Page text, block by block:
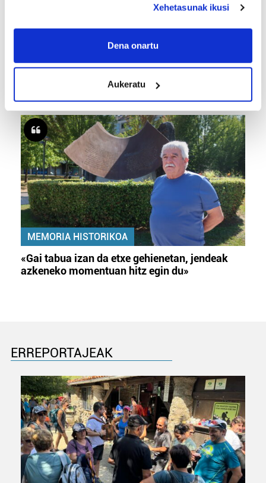
If you allow, we would also like to:
Collect information about your geographical
Identify your device by actively scanning it for
specific characteristics (fingerprinting)
Find out more about how your personal data is processed
and set your preferences in the
details section.
Guk eta gure bazkideek zure datu pertsonalak
prozesatzen ditugu, zure IP zenbakia, besteak beste,
teknologia erabiliz, cookieak adibidez, iragarki eta eduki
pertsonalizatuak eskaintzeko, iragarkiak eta edukia
neurtzeko, jendeari buruzko informazioa biltzeko eta
produktuak garatzeko. Zure datuak nork eta zertarako
erabiltzen dituen hauta dezakezu.
Bazkide batzuek ez dizute baimenik eskatzen, eta beren
Lortu zure datu pertsonalak prozesatzeko moduari
buruzko informazio gehiago eta ezarri zure lehentasunak
datuen atalean. Edozein unetan alda edo ken dezakezu
zure baimena Cookieen adierazpenean.
Webgune honek cookie propioak eta hirugarrenen cookie-
fitxategiak erabiltzen ditu. Zure esperientzia eta
zerbitzuak hobetzeko asmoz, cookie teknologiaz
baliatzen gara. Ohar hau onartuz gero, teknologia hori
Xehetasunak ikusi
Dena onartu
Aukeratu
TXIRRINDULARITZA
«Entrenatzen duzun bideetan lehiatzeak
MEMORIA HISTORIKOA
«Gai tabua izan da etxe gehienetan, jendeak
azkeneko momentuan hitz egin du»
ERREPORTAJEAK